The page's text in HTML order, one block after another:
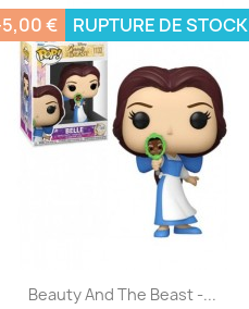
Beauty And The Beast -...
€ RUPTURE DE STOCK
Aperçu rapide